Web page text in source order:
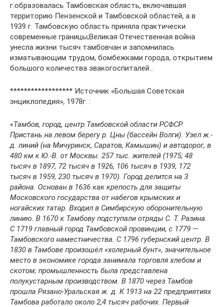
г.образовалась Тамбовская область, включавшая
территорию Пензенской и Тамбовской областей, а в
1939 г. Тамбовскую область приняла практически
современные границы;Великая Отечественная война
унесла жизни тысяч тамбовчан и запомнилась
изматывающим трудом, бомбежками города, открытием
большого количества эвакогоспиталей…
****************** Источник «Большая Советская
энциклопедия», 1978г. :
«Тамбов, город, центр Тамбовской области РСФСР.
Пристань на левом берегу р. Цны (бассейн Волги). Узел ж.-
д. линий (на Мичуринск, Саратов, Камышин) и автодорог, в
480 км к Ю.-В. от Москвы. 257 тыс. жителей (1975; 48
тысяч в 1897, 72 тысяч в 1926, 106 тысяч в 1939, 172
тысяч в 1959, 230 тысяч в 1970). Город делится на 3
района. Основан в 1636 как крепость для защиты
Московского государства от набегов крымских и
ногайских татар. Входил в Симбирскую оборонительную
линию. В 1670 к Тамбову подступали отряды С. Т. Разина.
С 1719 главный город Тамбовской провинции, с 1779 —
Тамбовского наместничества. С 1796 губернский центр. В
1830 в Тамбове произошёл «холерный бунт», значительное
место в экономике города занимала торговля хлебом и
скотом; промышленность была представлена
полукустарным производством. В 1870 через Тамбов
прошла Рязано-Уральская ж. д. К 1913 на 22 предприятиях
Тамбова работало около 2,4 тысяч рабочих. Первый